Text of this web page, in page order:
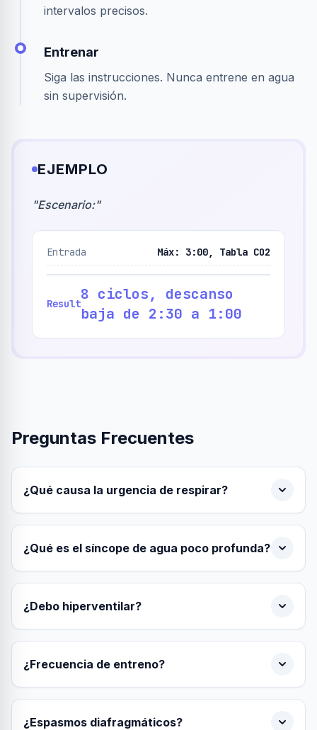
intervalos precisos.
Entrenar
Siga las instrucciones. Nunca entrene en agua
sin supervisión.
EJEMPLO
"Escenario:"
Entrada Máx: 3:00, Tabla CO2
Result
8 ciclos, descanso
baja de 2:30 a 1:00
Preguntas Frecuentes
¿Qué causa la urgencia de respirar?
¿Qué es el síncope de agua poco profunda?
¿Debo hiperventilar?
¿Frecuencia de entreno?
¿Espasmos diafragmáticos?